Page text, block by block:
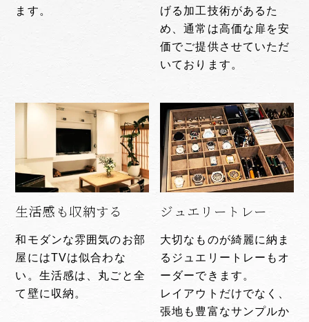
ます。
げる加工技術があるた
め、通常は高価な扉を安
価でご提供させていただ
いております。
生活感も収納する
和モダンな雰囲気のお部
屋にはTVは似合わな
い。生活感は、丸ごと全
て壁に収納。
ジュエリートレー
大切なものが綺麗に納ま
るジュエリートレーもオ
ーダーできます。
レイアウトだけでなく、
張地も豊富なサンプルか